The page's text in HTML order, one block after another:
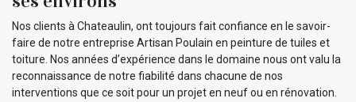
Nos clients à Chateaulin, ont toujours fait confiance en le savoir-
faire de notre entreprise Artisan Poulain en peinture de tuiles et
toiture. Nos années d’expérience dans le domaine nous ont valu la
reconnaissance de notre fiabilité dans chacune de nos
interventions que ce soit pour un projet en neuf ou en rénovation.